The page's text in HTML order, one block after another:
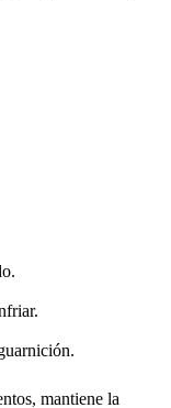
mantiene la